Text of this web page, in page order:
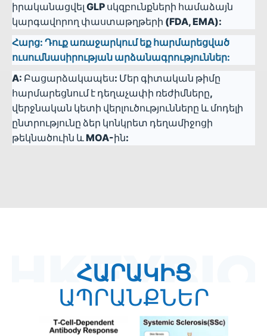
իրականացվել GLP սկզբունքների համաձայն
կարգավորող փաստաթղթերի (FDA, EMA):
Հարց: Դուք առաջարկում եք հարմարեցված
ուսումնասիրության արձանագրություններ:
A: Բացարձակապես: Մեր գիտական ​​թիմը
հարմարեցնում է դեղաչափի ռեժիմները,
վերջնական կետի վերլուծությունները և մոդելի
ընտրությունը ձեր կոնկրետ դեղամիջոցի
թեկնածուին և MOA-ին:
ՀԱՐԱԿԻՑ
ԱՊՐԱՆՔՆԵՐ